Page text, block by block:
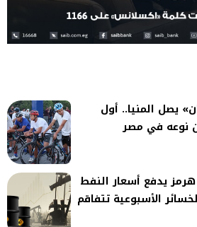
يصل المنيا.. أول
نوعه في مصر
يدفع أسعار النفط
الأسبوعية تتفاقم